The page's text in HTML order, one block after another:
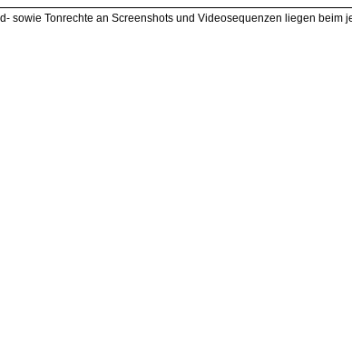
sowie Tonrechte an Screenshots und Videosequenzen liegen beim